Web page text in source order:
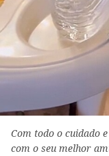
Com todo o cuidado
com o seu melhor